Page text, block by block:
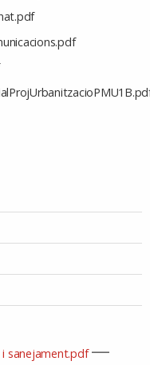
i sanejament.pdf—